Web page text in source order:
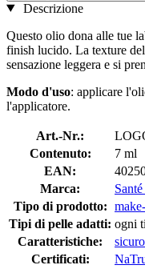
Descrizione
Questo olio dona alle tue
finish lucido. La texture
sensazione leggera e si
Modo d'uso: applicare
l'applicatore.
Art.-Nr.:
Contenuto:
7 ml
EAN:
Marca:
Tipo di prodotto:
Tipi di pelle adatti: ogni
Caratteristiche:
Certificati: